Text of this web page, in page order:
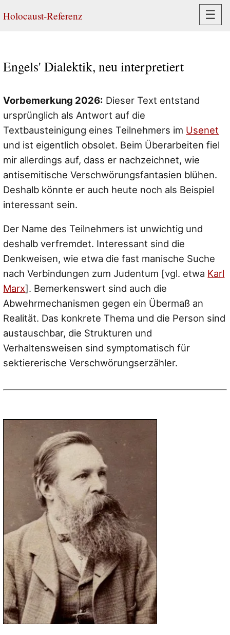
Holocaust-Referenz ☰
Engels' Dialektik, neu interpretiert
Vorbemerkung 2026: Dieser Text entstand
ursprünglich als Antwort auf die
Textbausteinigung eines Teilnehmers im Usenet
und ist eigentlich obsolet. Beim Überarbeiten fiel
mir allerdings auf, dass er nachzeichnet, wie
antisemitische Verschwörungsfantasien blühen.
Deshalb könnte er auch heute noch als Beispiel
interessant sein.
Der Name des Teilnehmers ist unwichtig und
deshalb verfremdet. Interessant sind die
Denkweisen, wie etwa die fast manische Suche
nach Verbindungen zum Judentum [vgl. etwa Karl
Marx]. Bemerkenswert sind auch die
Abwehrmechanismen gegen ein Übermaß an
Realität. Das konkrete Thema und die Person sind
austauschbar, die Strukturen und
Verhaltensweisen sind symptomatisch für
sektiererische Verschwörungserzähler.